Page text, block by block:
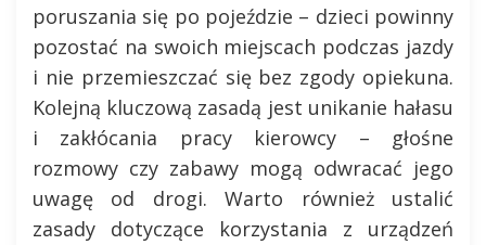
poruszania się po pojeździe – dzieci powinny
pozostać na swoich miejscach podczas jazdy
i nie przemieszczać się bez zgody opiekuna.
Kolejną kluczową zasadą jest unikanie hałasu
i zakłócania pracy kierowcy – głośne
rozmowy czy zabawy mogą odwracać jego
uwagę od drogi. Warto również ustalić
zasady dotyczące korzystania z urządzeń